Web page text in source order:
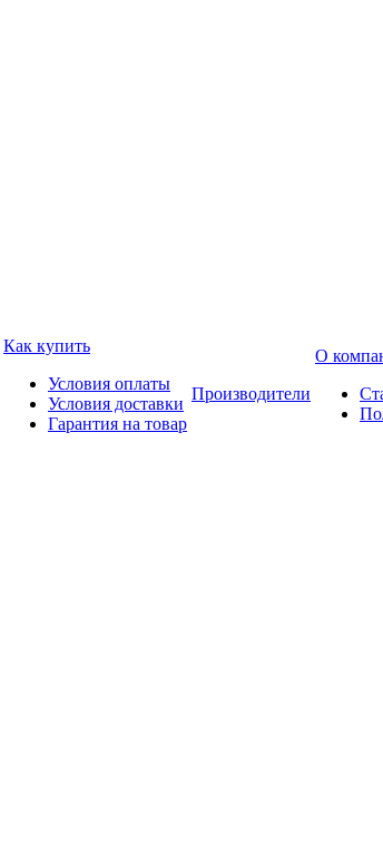
Как купить
Условия оплаты
Условия доставки
Гарантия на товар
Производители
О